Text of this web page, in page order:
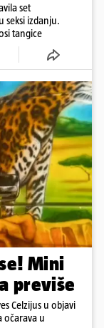
set
seksi izdanju.
tangice
Mini
previše
Celzijus u objavi
očarava u